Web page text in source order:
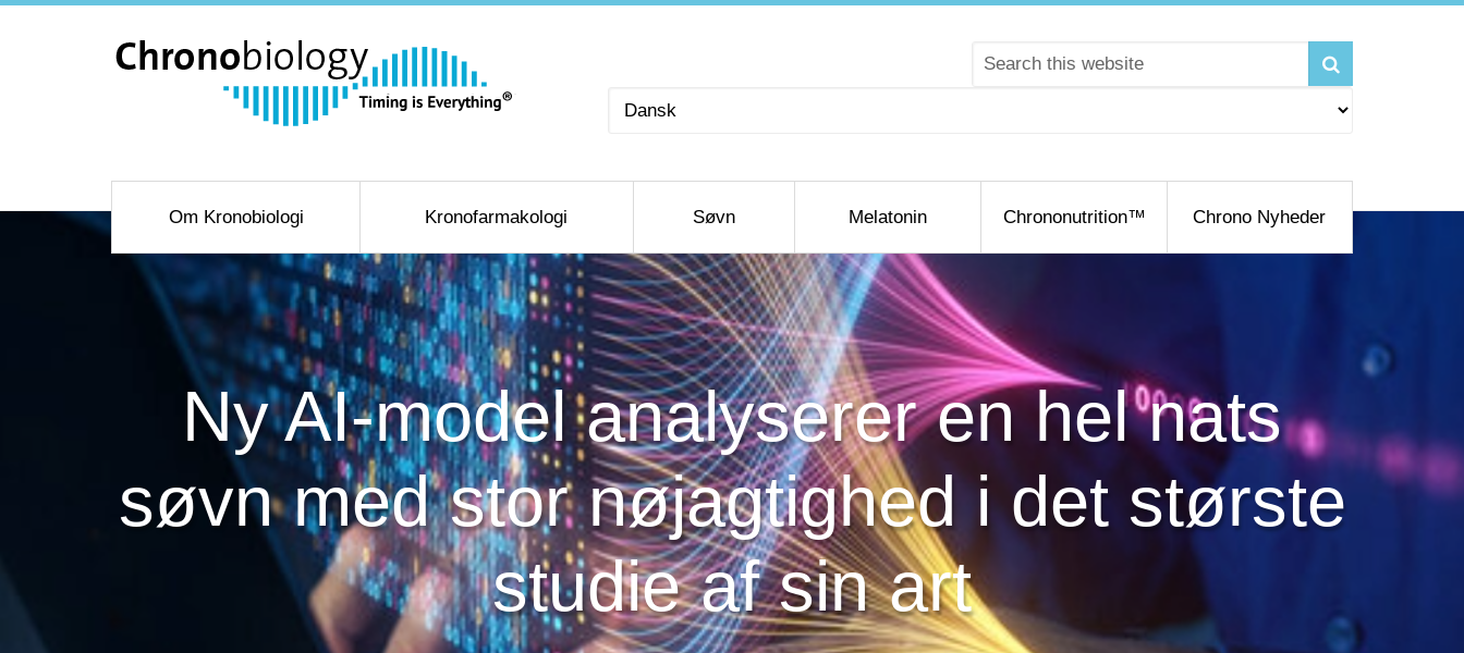
Vælg
Om Kronobiologi Kronofarmakologi Søvn Melatonin Chrononutrition™ Chrono Nyheder
Ny AI-model analyserer en hel nats
søvn med stor nøjagtighed i det største
studie af sin art